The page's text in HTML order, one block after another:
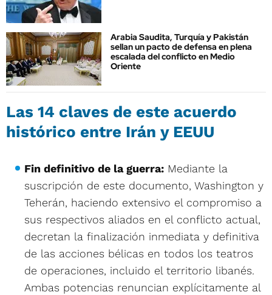
Arabia Saudita, Turquía y Pakistán
sellan un pacto de defensa en plena
escalada del conflicto en Medio
Oriente
Las 14 claves de este acuerdo
histórico entre Irán y EEUU
Fin definitivo de la guerra: Mediante la
suscripción de este documento, Washington y
Teherán, haciendo extensivo el compromiso a
sus respectivos aliados en el conflicto actual,
decretan la finalización inmediata y definitiva
de las acciones bélicas en todos los teatros
de operaciones, incluido el territorio libanés.
Ambas potencias renuncian explícitamente al